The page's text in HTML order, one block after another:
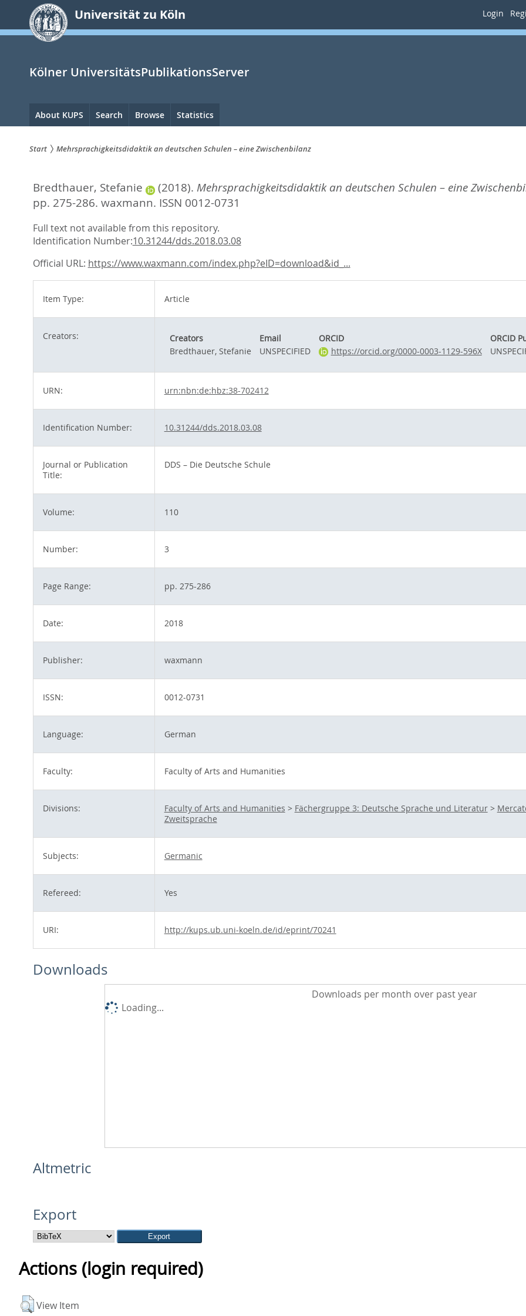
springen
Universität zu Köln Login
Kölner UniversitätsPublikationsServer
Hauptnavigation
About KUPS Search Browse Statistics
sind
hier:
Start Mehrsprachigkeitsdidaktik an deutschen Schulen – eine Zwischenbilanz
Bredthauer, Stefanie (2018). Mehrsprachigkeitsdidaktik an deutschen Schulen – eine
pp. 275-286. waxmann. ISSN 0012-0731
Full text not available from this repository.
Identification Number:10.31244/dds.2018.03.08
Official URL: https://www.waxmann.com/index.php?eID=download&id_...
Item Type: Article
Creators: Creators Email ORCID
ORCID
Bredthauer, Stefanie
UNSPECIFIED https://orcid.org/0000-0003-1129-596X
URN: urn:nbn:de:hbz:38-702412
Identification Number: 10.31244/dds.2018.03.08
Journal or Publication
Title:
DDS – Die Deutsche Schule
Volume: 110
Number: 3
Page Range: pp. 275-286
Date: 2018
Publisher: waxmann
ISSN: 0012-0731
Language: German
Faculty: Faculty of Arts and Humanities
Divisions: Faculty of Arts and Humanities > Fächergruppe 3: Deutsche Sprache und Literatur>
Zweitsprache
Subjects: Germanic
Refereed: Yes
URI: http://kups.ub.uni-koeln.de/id/eprint/70241
Downloads
Downloads per month over past year
Loading...
Altmetric
Export
Actions (login required)
View Item